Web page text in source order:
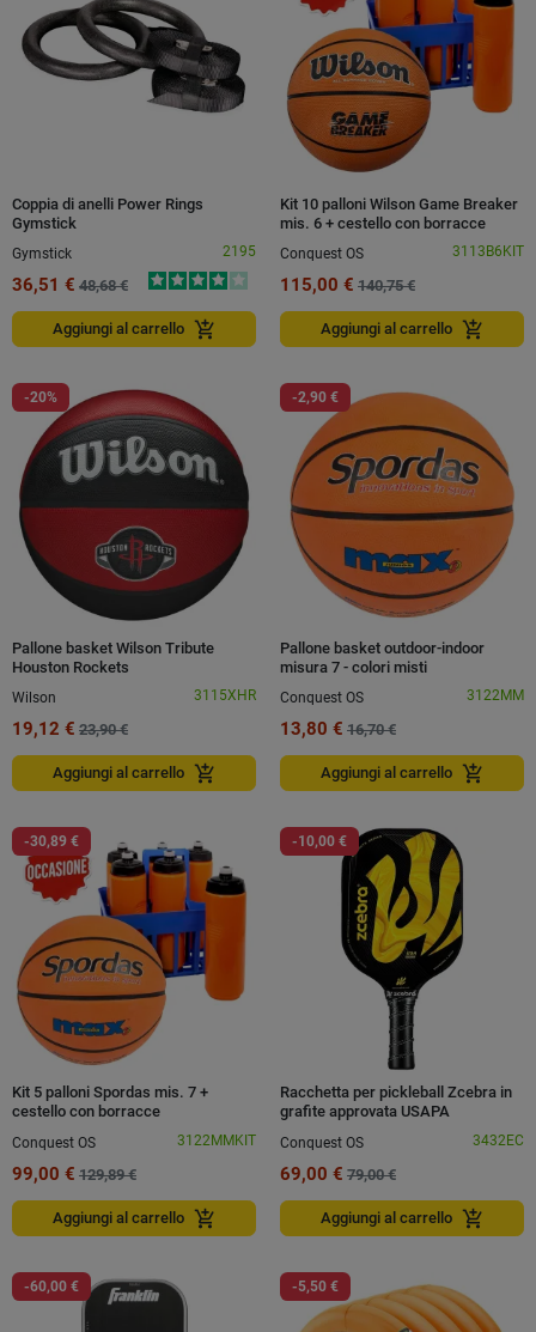
Coppia di anelli Power Rings
Gymstick
Gymstick
2195
36,51 € 48,68 €
Aggiungi al carrello add_shopping_cart
Kit 10 palloni Wilson Game Breaker
mis. 6 + cestello con borracce
Conquest OS
3113B6KIT
115,00 € 140,75 €
Aggiungi al carrello add_shopping_cart
-20%
Pallone basket Wilson Tribute
Houston Rockets
Wilson
3115XHR
19,12 € 23,90 €
Aggiungi al carrello add_shopping_cart
-2,90 €
Pallone basket outdoor-indoor
misura 7 - colori misti
Conquest OS
3122MM
13,80 € 16,70 €
Aggiungi al carrello add_shopping_cart
-30,89 €
Kit 5 palloni Spordas mis. 7 +
cestello con borracce
Conquest OS
3122MMKIT
99,00 € 129,89 €
Aggiungi al carrello add_shopping_cart
-10,00 €
Racchetta per pickleball Zcebra in
grafite approvata USAPA
Conquest OS
3432EC
69,00 € 79,00 €
Aggiungi al carrello add_shopping_cart
-60,00 € -5,50 €